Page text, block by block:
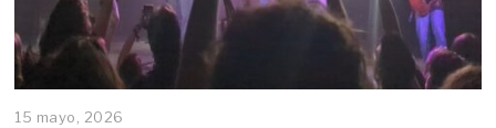
15 mayo, 2026